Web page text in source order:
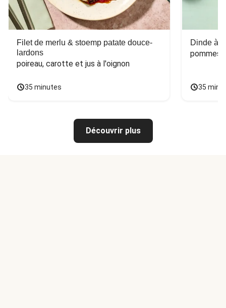
Filet de merlu & stoemp patate douce-
lardons
poireau, carotte et jus à l'oignon
35 minutes
Dinde à
pommes
35
Découvrir plus